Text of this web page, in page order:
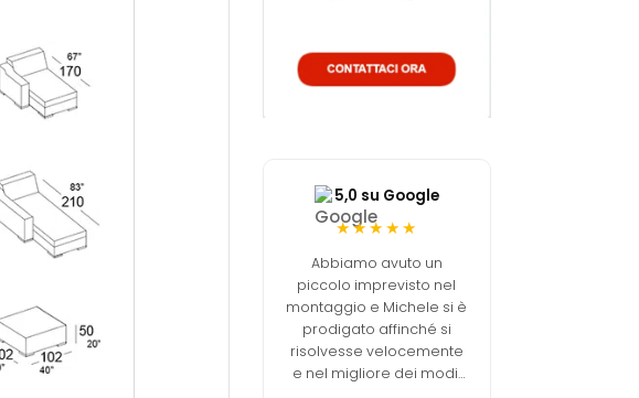
5,0 su Google
★★★★★
Abbiamo avuto un
piccolo imprevisto nel
montaggio e Michele si è
prodigato affinché si
risolvesse velocemente
e nel migliore dei modi.